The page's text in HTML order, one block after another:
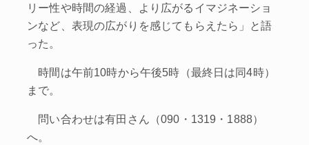
リー性や時間の経過、より広がるイマジネーショ
ンなど、表現の広がりを感じてもらえたら」と語
った。
時間は午前10時から午後5時（最終日は同4時）
まで。
問い合わせは有田さん（090・1319・1888）
へ。